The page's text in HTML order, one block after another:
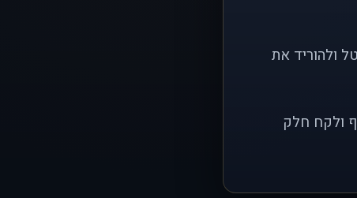
ולהוריד את
ולקח חלק